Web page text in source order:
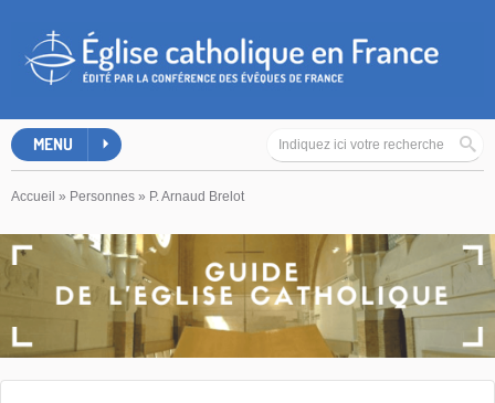
MENU
Accueil » Personnes » P. Arnaud Brelot